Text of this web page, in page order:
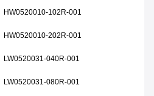
HW0520010-102R-001
HW0520010-202R-001
LW0520031-040R-001
LW0520031-080R-001